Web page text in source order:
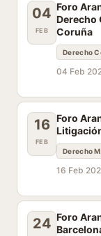
04
FEB
Foro
Derecho
Coruña
Derecho
04 Feb
16
FEB
Foro
Derecho
16 Feb
24 Foro